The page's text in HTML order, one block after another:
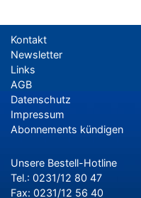
–Programm-Download
Kontakt
Newsletter
Links
AGB
Datenschutz
Impressum
Abonnements kündigen
Unsere Bestell-Hotline
Tel.: 0231/12 80 47
Fax: 0231/12 56 40